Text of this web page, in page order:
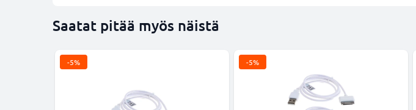
Saatat pitää myös näistä
-5% -5%